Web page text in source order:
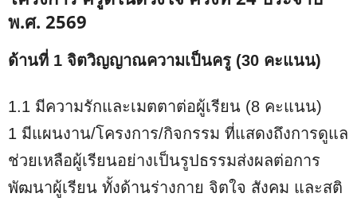
e
พ.ศ. 2569
ด้านที่ 1 จิตวิญญาณความเป็นครู (30 คะแนน)
1.1 มีความรักและเมตตาต่อผู้เรียน (8 คะแนน)
1 มีแผนงาน/โครงการ/กิจกรรม ที่แสดงถึงการดูแล
ช่วยเหลือผู้เรียนอย่างเป็นรูปธรรมส่งผลต่อการ
พัฒนาผู้เรียน ทั้งด้านร่างกาย จิตใจ สังคม และสติ